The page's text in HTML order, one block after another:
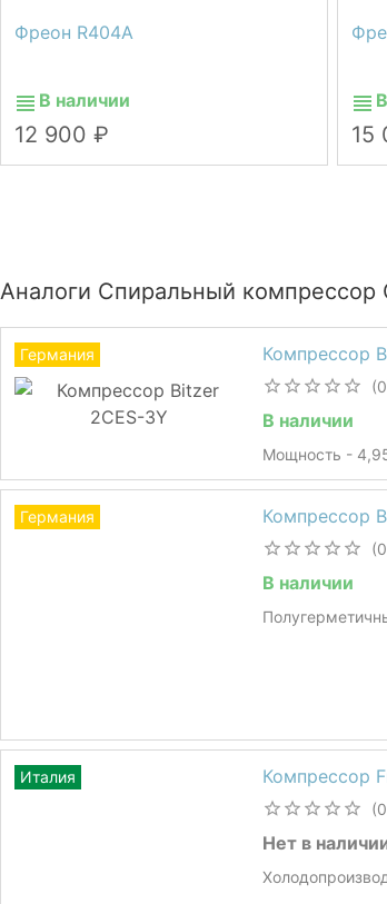
Фреон R404A
В наличии
12 900 15
Аналоги Спиральный компрессор
Компрессор
В наличии
Мощность -
Германия
Компрессор
В наличии
Германия
Компрессор
Нет в
Италия